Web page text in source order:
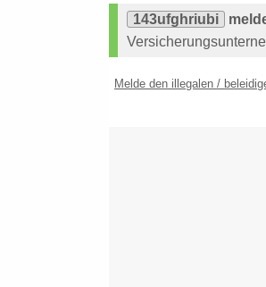
143ufghriubi
Melde den illegalen /